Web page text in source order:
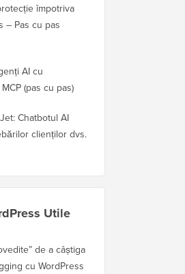
împotriva
– Pas cu pas
AI cu
(pas cu pas)
Chatbotul AI
clienților dvs.
Utile
de a câștiga
cu WordPress